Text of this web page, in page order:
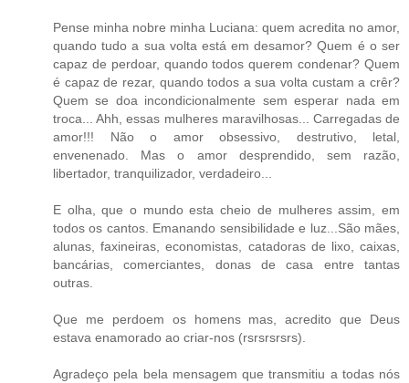
Pense minha nobre minha Luciana: quem acredita no amor,
quando tudo a sua volta está em desamor? Quem é o ser
capaz de perdoar, quando todos querem condenar? Quem
é capaz de rezar, quando todos a sua volta custam a crêr?
Quem se doa incondicionalmente sem esperar nada em
troca... Ahh, essas mulheres maravilhosas... Carregadas de
amor!!! Não o amor obsessivo, destrutivo, letal,
envenenado. Mas o amor desprendido, sem razão,
libertador, tranquilizador, verdadeiro...
E olha, que o mundo esta cheio de mulheres assim, em
todos os cantos. Emanando sensibilidade e luz...São mães,
alunas, faxineiras, economistas, catadoras de lixo, caixas,
bancárias, comerciantes, donas de casa entre tantas
outras.
Que me perdoem os homens mas, acredito que Deus
estava enamorado ao criar-nos (rsrsrsrsrs).
Agradeço pela bela mensagem que transmitiu a todas nós